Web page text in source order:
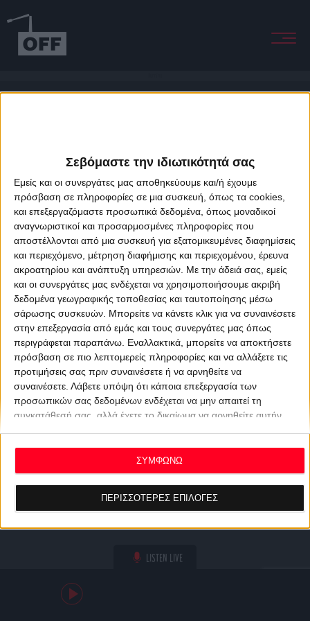
Σεβόμαστε την ιδιωτικότητά σας
Εμείς και οι συνεργάτες μας αποθηκεύουμε και/ή έχουμε
πρόσβαση σε πληροφορίες σε μια συσκευή, όπως τα cookies,
και επεξεργαζόμαστε προσωπικά δεδομένα, όπως μοναδικοί
αναγνωριστικοί και προσαρμοσμένες πληροφορίες που
αποστέλλονται από μια συσκευή για εξατομικευμένες διαφημίσεις
και περιεχόμενο, μέτρηση διαφήμισης και περιεχομένου, έρευνα
ακροατηρίου και ανάπτυξη υπηρεσιών. Με την άδειά σας, εμείς
και οι συνεργάτες μας ενδέχεται να χρησιμοποιήσουμε ακριβή
δεδομένα γεωγραφικής τοποθεσίας και ταυτοποίησης μέσω
σάρωσης συσκευών. Μπορείτε να κάνετε κλικ για να συναινέσετε
στην επεξεργασία από εμάς και τους συνεργάτες μας όπως
περιγράφεται παραπάνω. Εναλλακτικά, μπορείτε να αποκτήσετε
πρόσβαση σε πιο λεπτομερείς πληροφορίες και να αλλάξετε τις
προτιμήσεις σας πριν συναινέσετε ή να αρνηθείτε να
συναινέσετε. Λάβετε υπόψη ότι κάποια επεξεργασία των
προσωπικών σας δεδομένων ενδέχεται να μην απαιτεί τη
συγκατάθεσή σας, αλλά έχετε το δικαίωμα να αρνηθείτε αυτήν
ανακαλέσετε τη συγκατάθεσή σας ανά πάσα στιγμή
επιστρέφοντας σε αυτόν τον ιστότοπο και κάνοντας κλικ στο
κουμπί "Απορρήτου" στο κάτω μέρος της ιστοσελίδας.
ΠΕΡΙΣΣΟΤΕΡΕΣ ΕΠΙΛΟΓΕΣ
ΣΥΜΦΩΝΩ
LISTEN LIVE
About Offradio Business Class Terms & Conditions
Privacy Policy
Designed & developed byporcupine colors&Fotis Alexandrou